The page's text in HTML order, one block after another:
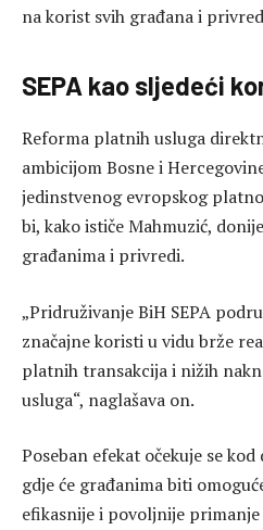
na korist svih građana i
SEPA kao sljedeći
Reforma platnih usluga
ambicijom Bosne i
jedinstvenog evropskog
bi, kako ističe Mahmuzić,
građanima i privredi.
„Pridruživanje BiH SEPA
značajne koristi u vidu brže
platnih transakcija i nižih
usluga“, naglašava on.
Poseban efekat očekuje se
gdje će građanima biti
efikasnije i povoljnije primanje